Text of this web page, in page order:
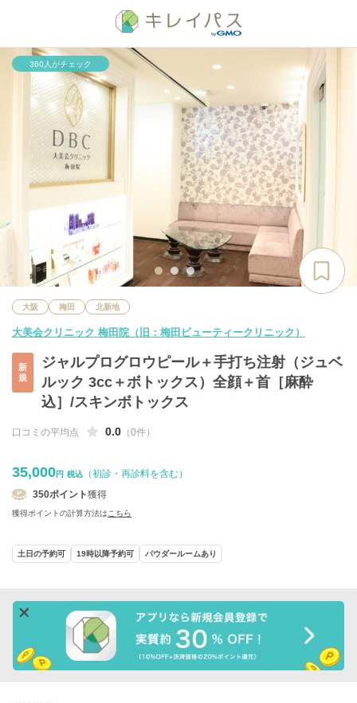
360人がチェック
大阪 梅田 北新地
大美会クリニック 梅田院（旧：梅田ビューティークリニック）
新
規
ジャルプログロウピール＋手打ち注射（ジュベ
ルック 3cc＋ボトックス）全顔＋首［麻酔
込］/スキンボトックス
口コミの平均点 0.0 （0件）
35,000円 税込
（初診・再診料を含む）
350ポイント獲得
獲得ポイントの計算方法は こちら
土日の予約可 19時以降予約可 パウダールームあり